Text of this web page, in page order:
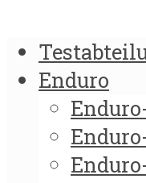
Enduro